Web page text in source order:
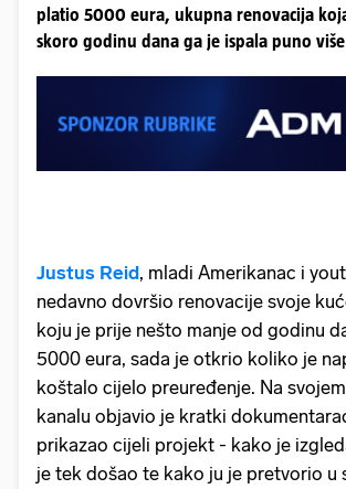
platio 5000 eura, ukupna renovacija
skoro godinu dana ga je ispala puno
Justus Reid, mladi Amerikanac i
nedavno dovršio renovacije svoje
koju je prije nešto manje od godinu
5000 eura, sada je otkrio koliko je
koštalo cijelo preuređenje. Na
kanalu objavio je kratki
prikazao cijeli projekt - kako je
je tek došao te kako ju je pretvorio u